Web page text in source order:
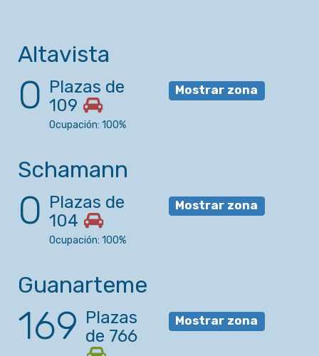
Altavista
0 Plazas de
109
Ocupación: 100%
Mostrar zona
Schamann
0 Plazas de
104
Ocupación: 100%
Mostrar zona
Guanarteme
169 Plazas
de 766
Mostrar zona